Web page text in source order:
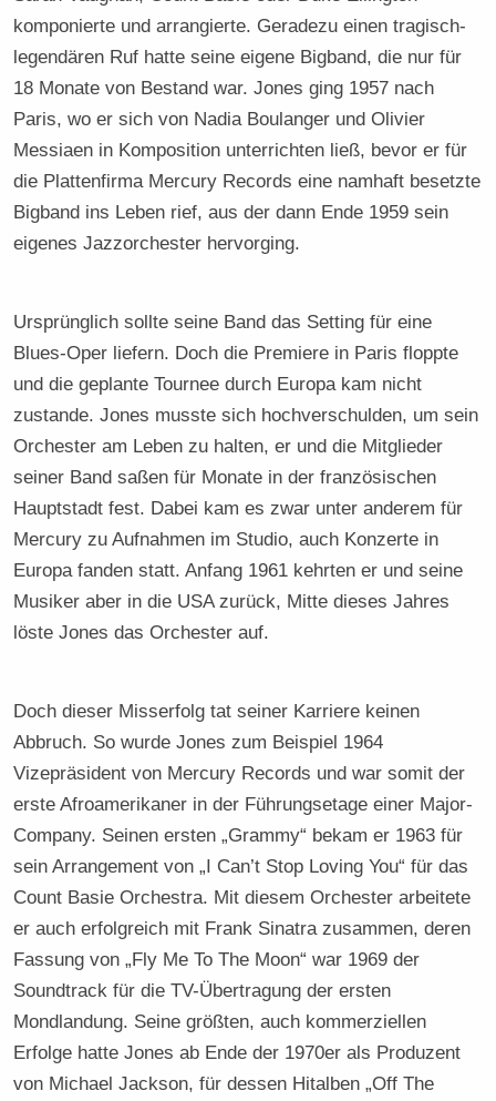
komponierte und arrangierte. Geradezu einen tragisch-
legendären Ruf hatte seine eigene Bigband, die nur für
18 Monate von Bestand war. Jones ging 1957 nach
Paris, wo er sich von Nadia Boulanger und Olivier
Messiaen in Komposition unterrichten ließ, bevor er für
die Plattenfirma Mercury Records eine namhaft besetzte
Bigband ins Leben rief, aus der dann Ende 1959 sein
eigenes Jazzorchester hervorging.
Ursprünglich sollte seine Band das Setting für eine
Blues-Oper liefern. Doch die Premiere in Paris floppte
und die geplante Tournee durch Europa kam nicht
zustande. Jones musste sich hochverschulden, um sein
Orchester am Leben zu halten, er und die Mitglieder
seiner Band saßen für Monate in der französischen
Hauptstadt fest. Dabei kam es zwar unter anderem für
Mercury zu Aufnahmen im Studio, auch Konzerte in
Europa fanden statt. Anfang 1961 kehrten er und seine
Musiker aber in die USA zurück, Mitte dieses Jahres
löste Jones das Orchester auf.
Doch dieser Misserfolg tat seiner Karriere keinen
Abbruch. So wurde Jones zum Beispiel 1964
Vizepräsident von Mercury Records und war somit der
erste Afroamerikaner in der Führungsetage einer Major-
Company. Seinen ersten „Grammy“ bekam er 1963 für
sein Arrangement von „I Can’t Stop Loving You“ für das
Count Basie Orchestra. Mit diesem Orchester arbeitete
er auch erfolgreich mit Frank Sinatra zusammen, deren
Fassung von „Fly Me To The Moon“ war 1969 der
Soundtrack für die TV-Übertragung der ersten
Mondlandung. Seine größten, auch kommerziellen
Erfolge hatte Jones ab Ende der 1970er als Produzent
von Michael Jackson, für dessen Hitalben „Off The